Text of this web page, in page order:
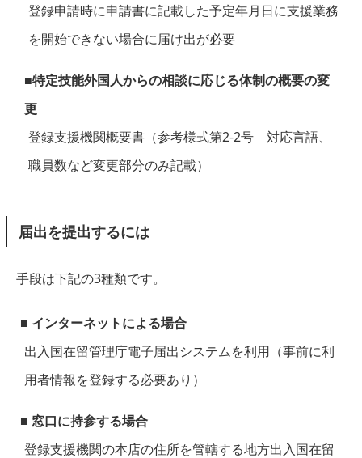
登録申請時に申請書に記載した予定年月日に支援業務
を開始できない場合に届け出が必要
■特定技能外国人からの相談に応じる体制の概要の変
更
登録支援機関概要書（参考様式第2-2号 対応言語、
職員数など変更部分のみ記載）
届出を提出するには
手段は下記の3種類です。
■ インターネットによる場合
出入国在留管理庁電子届出システムを利用（事前に利
用者情報を登録する必要あり）
■ 窓口に持参する場合
登録支援機関の本店の住所を管轄する地方出入国在留